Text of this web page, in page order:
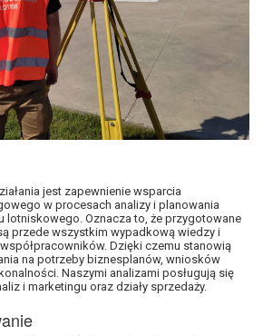
jest zapewnienie wsparcia
w procesach analizy i planowania
lotniskowego. Oznacza to, że przygotowane
przede wszystkim wypadkową wiedzy i
Dzięki czemu stanowią
na potrzeby biznesplanów, wniosków
Naszymi analizami posługują się
i marketingu oraz działy sprzedaży.